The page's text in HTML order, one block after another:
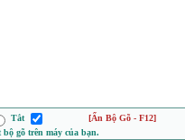
Tắt
[Ẩn Bộ Gõ - F12]
gõ trên máy của bạn.